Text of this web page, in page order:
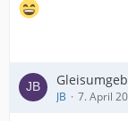
JB 7. April